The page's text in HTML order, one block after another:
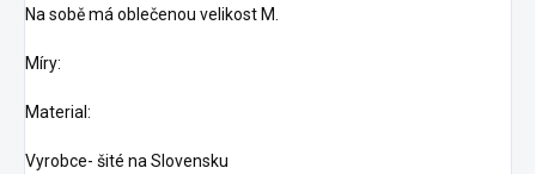
Na sobě má oblečenou velikost M.
Míry:
Material:
Vyrobce- šité na Slovensku